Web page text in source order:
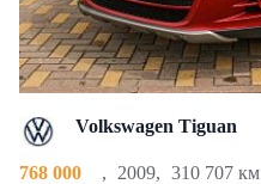
Volkswagen Tiguan
768 000 , 2009, 310 707 км